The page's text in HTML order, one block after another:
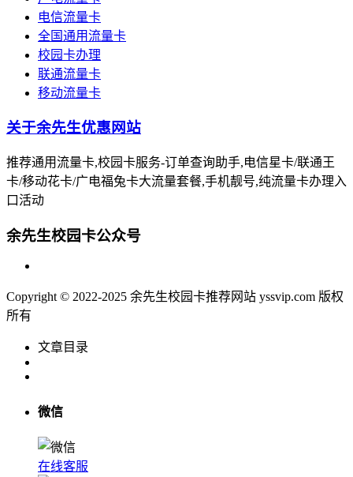
电信流量卡
全国通用流量卡
校园卡办理
联通流量卡
移动流量卡
关于余先生优惠网站
推荐通用流量卡,校园卡服务-订单查询助手,电信星卡/联通王
卡/移动花卡/广电福兔卡大流量套餐,手机靓号,纯流量卡办理入
口活动
余先生校园卡公众号
Copyright © 2022-2025 余先生校园卡推荐网站 yssvip.com 版权
所有
文章目录
微信
在线客服